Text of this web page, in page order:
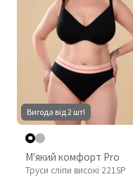
Вигода від 2 шт!
М'який комфорт Pro
Труси сліпи високі 221SP